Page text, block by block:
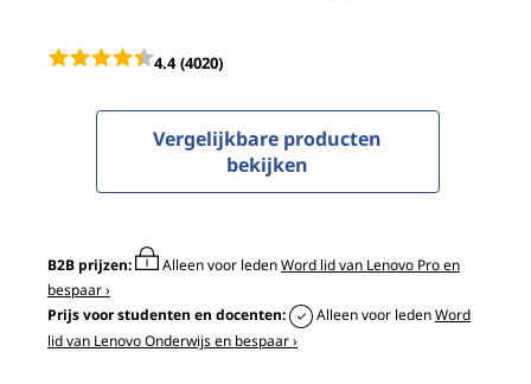
4.4 (4020)
Vergelijkbare producten
bekijken
B2B prijzen: Alleen voor ledenWord lid van Lenovo Pro en
bespaar ›
Prijs voor studenten en docenten:
Alleen voor ledenWord
lid van Lenovo Onderwijs en bespaar ›